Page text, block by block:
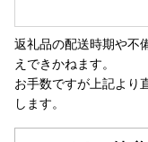
明書を保管ください
※保証期間の開始日
ます。
※保証適用外品もあ
※未開封・未使用で
ません
返礼品の配送時期や不
えできかねます。
お手数ですが上記より
します。